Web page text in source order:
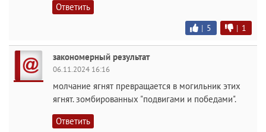
Ответить
| 5 | 1
закономерный результат
06.11.2024 16:16
молчание ягнят превращается в могильник этих
ягнят. зомбированных "подвигами и победами".
Ответить